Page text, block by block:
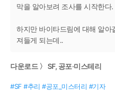
막을 알아보려 조사를 시작한다.
하지만 바이타드림에 대해 알아
져들게 되는데..
다운로드 〉 SF, 공포·미스테리
#SF #추리 #공포_미스터리 #기자